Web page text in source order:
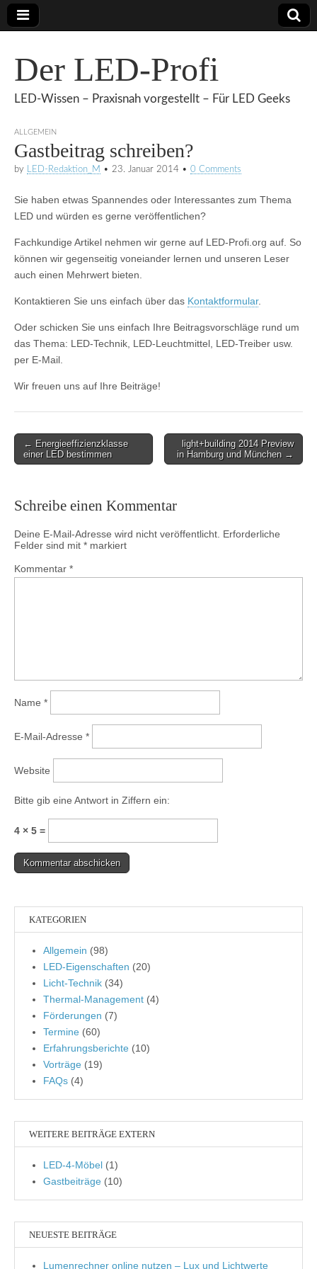
Der LED-Profi
LED-Wissen – Praxisnah vorgestellt – Für LED Geeks
ALLGEMEIN
Gastbeitrag schreiben?
by LED-Redaktion_M • 23. Januar 2014 • 0 Comments
Sie haben etwas Spannendes oder Interessantes zum Thema
LED und würden es gerne veröffentlichen?
Fachkundige Artikel nehmen wir gerne auf LED-Profi.org auf. So
können wir gegenseitig voneiander lernen und unseren Leser
auch einen Mehrwert bieten.
Kontaktieren Sie uns einfach über das Kontaktformular.
Oder schicken Sie uns einfach Ihre Beitragsvorschläge rund um
das Thema: LED-Technik, LED-Leuchtmittel, LED-Treiber usw.
per E-Mail.
Wir freuen uns auf Ihre Beiträge!
Post navigation
← Energieeffizienzklasse
einer LED bestimmen
light+building 2014 Preview
in Hamburg und München →
Schreibe einen Kommentar
Deine E-Mail-Adresse wird nicht veröffentlicht. Erforderliche
Felder sind mit * markiert
Kommentar *
Name *
E-Mail-Adresse *
Website
Bitte gib eine Antwort in Ziffern ein:
4 × 5 =
KATEGORIEN
Allgemein (98)
LED-Eigenschaften (20)
Licht-Technik (34)
Thermal-Management (4)
Förderungen (7)
Termine (60)
Erfahrungsberichte (10)
Vorträge (19)
FAQs (4)
WEITERE BEITRÄGE EXTERN
LED-4-Möbel (1)
Gastbeiträge (10)
NEUESTE BEITRÄGE
Lumenrechner online nutzen – Lux und Lichtwerte